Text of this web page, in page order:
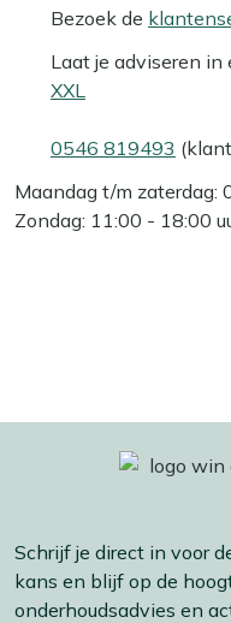
Bezoek de
Laat je adviseren in
XXL
0546 819493
Maandag t/m zaterdag:
Zondag: 11:00 - 18:00
Schrijf je direct in voor
kans en blijf op de
onderhoudsadvies en